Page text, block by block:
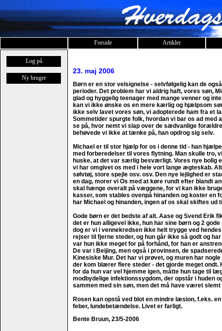
Log på
Ny bruger
Forside Artikler
23. maj 2006
Børn er en stor velsignelse - selvfølgelig kan de
perioder. Det problem har vi aldrig haft, vores søn,
glad og hyggelig teenager med mange venner og
kan vi ikke ønske os en mere kærlig og hjælpsom
ikke selv lavet vores søn, vi adopterede ham fra et
Sommetider spurgte folk, hvordan vi bar os ad med
se på, hvor nemt vi slap over de sædvanlige
behøvede vi ikke at tænke på, han opdrog sig selv.
Michael er til stor hjælp for os i denne tid - han
med forberedelser til vores flytning. Man skulle tro,
huske, at det var særlig besværligt. Vores nye bolig
vi har omgivet os med i hele vort lange ægteskab.
sølvtøj, store spejle osv. osv. Den nye lejlighed er
en dag, morer vi Os med at køre rundt efter blandt
skal hænge overalt på væggene, for vi kan ikke
kasser, som stables ovenpå hinanden og koster en
har Michael og hinanden, ingen af os skal skiftes ud
Gode børn er det bedste af alt. Aase og Svend Erik
det er hun alligevel ikke, hun har sine børn og 2
dog er vi i vennekredsen ikke helt trygge ved
rejser til fjerne steder, og hun går ikke så godt og
var hun ikke meget for på forhånd, for han er
De var i Beijing, men også i provinsen, de
Kinesiske Mur. Det har vi prøvet, og muren har
der kom blærer flere steder - det gjorde meget ondt.
for da hun var vel hjemme igen, måtte hun tage til
modbydelige infektionssygdom, der opstår i huden
sammen med sin søn, men det må have været
Rosen kan opstå ved blot en mindre læsion, f.eks.
feber, lundebetændelse. Livet er farligt.
Bente Bruun, 23/5-2006